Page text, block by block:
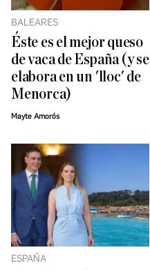
BALEARES
Éste es el mejor queso
de vaca de España (y se
elabora en un 'lloc' de
Menorca)
Mayte Amorós
ESPAÑA